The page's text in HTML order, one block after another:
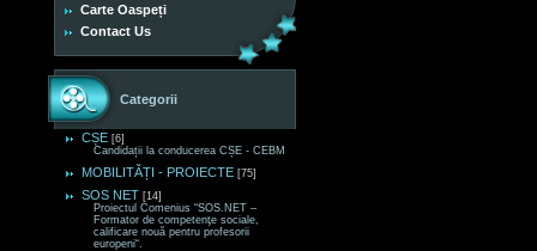
Carte Oaspeți
Contact Us
Categorii
CȘE [6]
Candidații la conducerea CȘE - CEBM
MOBILITĂȚI - PROIECTE [75]
SOS NET [14]
Proiectul Comenius “SOS.NET –
Formator de competenţe sociale,
calificare nouă pentru profesorii
europeni“.